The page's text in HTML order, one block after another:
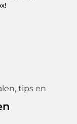
tips en